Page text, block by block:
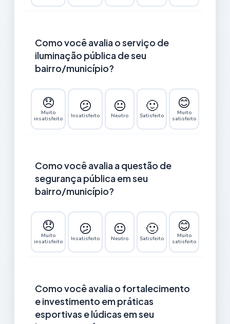
Como você avalia o serviço de
iluminação pública de seu
bairro/município?
😞
Muito
insatisfeito
😕
Insatisfeito
😐
Neutro
🙂
Satisfeito
😊
Muito
satisfeito
Como você avalia a questão de
segurança pública em seu
bairro/município?
😞
Muito
insatisfeito
😕
Insatisfeito
😐
Neutro
🙂
Satisfeito
😊
Muito
satisfeito
Como você avalia o fortalecimento
e investimento em práticas
esportivas e lúdicas em seu